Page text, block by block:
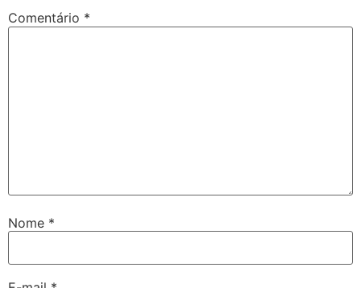
Comentário *
Nome *